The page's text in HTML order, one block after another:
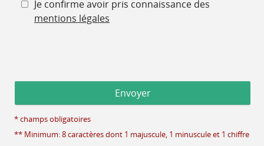
Je confirme avoir pris connaissance des
mentions légales
* champs obligatoires
** Minimum: 8 caractères dont 1 majuscule, 1 minuscule et 1 chiffre